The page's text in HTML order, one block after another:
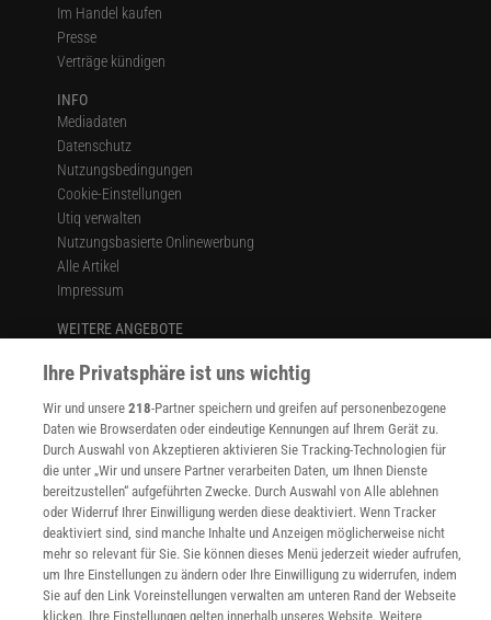
Im Handel kaufen
Presse
Verträge kündigen
INFO
Mediadaten
Datenschutz
Nutzungsbedingungen
Cookie-Einstellungen
Utiq verwalten
Nutzungsbasierte Onlinewerbung
Alle Artikel
Impressum
WEITERE ANGEBOTE
Angebote für Institutionen
Sprachen lernen mit Gymglish
Lexika
Für Spektrum schreiben
Zugänglichkeitserklärung
WEBSEITEN
KielSCN
Wissenschaft in die Schulen
SciLogs
Ihre Privatsphäre ist uns wichtig
Wir und unsere218-Partner speichern und greifen auf personenbezogene
Daten wie Browserdaten oder eindeutige Kennungen auf Ihrem Gerät zu.
Durch Auswahl von Akzeptieren aktivieren Sie Tracking-Technologien für
die unter „Wir und unsere Partner verarbeiten Daten, um Ihnen Dienste
bereitzustellen“ aufgeführten Zwecke. Durch Auswahl von Alle ablehnen
oder Widerruf Ihrer Einwilligung werden diese deaktiviert. Wenn Tracker
deaktiviert sind, sind manche Inhalte und Anzeigen möglicherweise nicht
mehr so relevant für Sie. Sie können dieses Menü jederzeit wieder aufrufen,
um Ihre Einstellungen zu ändern oder Ihre Einwilligung zu widerrufen, indem
Sie auf den Link Voreinstellungen verwalten am unteren Rand der Webseite
klicken. Ihre Einstellungen gelten innerhalb unseres Website. Weitere